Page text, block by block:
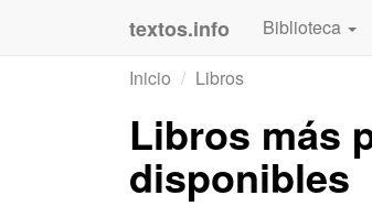
textos.info Biblioteca
Inicio
Libros
Libros más
disponibles